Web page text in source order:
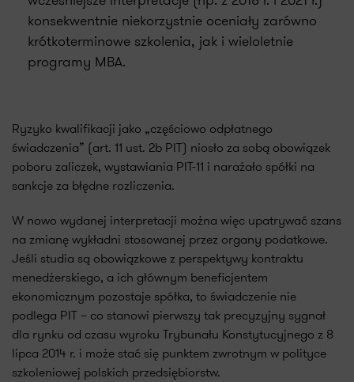
konsekwentnie niekorzystnie oceniały zarówno
krótkoterminowe szkolenia, jak i wieloletnie
programy MBA.
Ryzyko kwalifikacji jako „częściowo odpłatnego
świadczenia” (art. 11 ust. 2b PIT) niosło za sobą obowiązek
poboru zaliczek, wystawiania PIT-11 i narażało spółki na
sankcje za błędne rozliczenia.
W nowo wydanej interpretacji można więc upatrywać szans
na zmianę wykładni stosowanej przez organy podatkowe.
Jeśli studia są obowiązkowe z perspektywy kontraktu
menedżerskiego, a ich głównym beneficjentem
ekonomicznym pozostaje spółka, to świadczenie nie
podlega PIT – co stanowi pierwszy tak precyzyjny sygnał
dla rynku od czasu wyroku Trybunału Konstytucyjnego z 8
lipca 2014 r. i może stać się punktem zwrotnym w polityce
szkoleniowej polskich przedsiębiorstw.